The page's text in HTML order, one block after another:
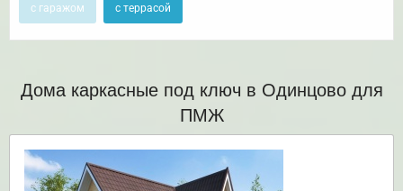
с гаражом с террасой
Дома каркасные под ключ в Одинцово для
ПМЖ